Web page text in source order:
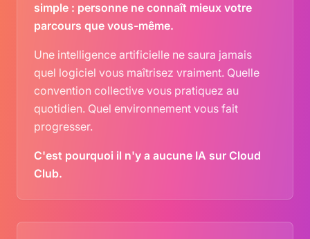
simple : personne ne connaît mieux votre
parcours que vous-même.
Une intelligence artificielle ne saura jamais
quel logiciel vous maîtrisez vraiment. Quelle
convention collective vous pratiquez au
quotidien. Quel environnement vous fait
progresser.
C'est pourquoi il n'y a aucune IA sur Cloud
Club.